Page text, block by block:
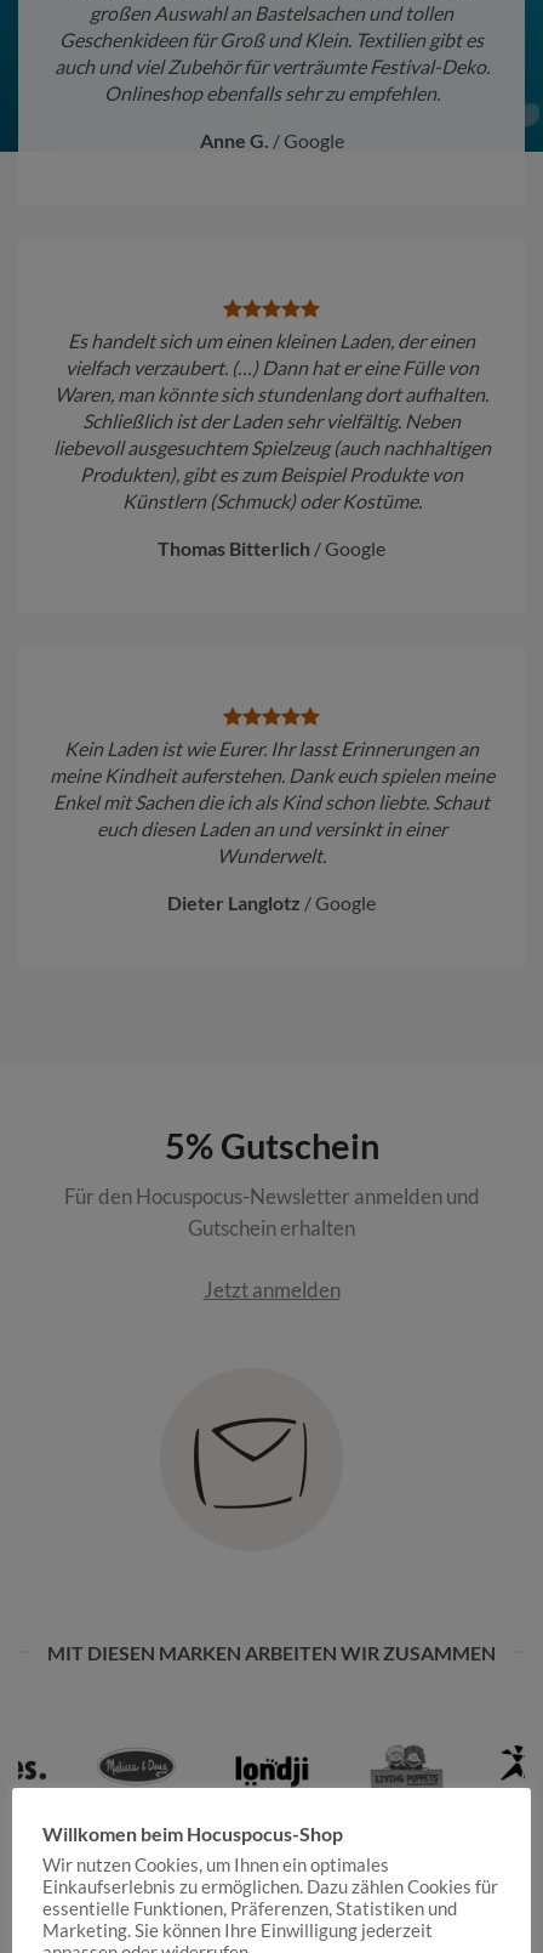
großen Auswahl an Bastelsachen und tollen
Geschenkideen für Groß und Klein. Textilien gibt es
auch und viel Zubehör für verträumte Festival-Deko.
Onlineshop ebenfalls sehr zu empfehlen.
Anne G. / Google
Es handelt sich um einen kleinen Laden, der einen
vielfach verzaubert. (…) Dann hat er eine Fülle von
Waren, man könnte sich stundenlang dort aufhalten.
Schließlich ist der Laden sehr vielfältig. Neben
liebevoll ausgesuchtem Spielzeug (auch nachhaltigen
Produkten), gibt es zum Beispiel Produkte von
Künstlern (Schmuck) oder Kostüme.
Thomas Bitterlich / Google
Kein Laden ist wie Eurer. Ihr lasst Erinnerungen an
meine Kindheit auferstehen. Dank euch spielen meine
Enkel mit Sachen die ich als Kind schon liebte. Schaut
euch diesen Laden an und versinkt in einer
Wunderwelt.
Dieter Langlotz / Google
5% Gutschein
Für den Hocuspocus-Newsletter anmelden und
Gutschein erhalten
Jetzt anmelden
MIT DIESEN MARKEN ARBEITEN WIR ZUSAMMEN
Willkomen beim Hocuspocus-Shop
Wir nutzen Cookies, um Ihnen ein optimales
Einkaufserlebnis zu ermöglichen. Dazu zählen Cookies für
essentielle Funktionen, Präferenzen, Statistiken und
Marketing. Sie können Ihre Einwilligung jederzeit